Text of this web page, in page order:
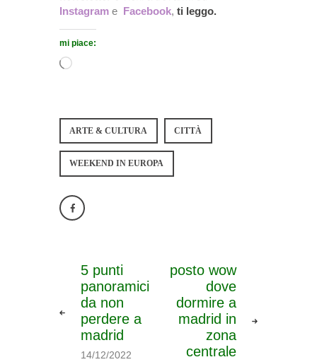
Instagram e Facebook, ti leggo.
mi piace:
ARTE & CULTURA CITTÀ
WEEKEND IN EUROPA
5 punti
panoramici
da non
perdere a
madrid
14/12/2022
posto wow
dove
dormire a
madrid in
zona
centrale